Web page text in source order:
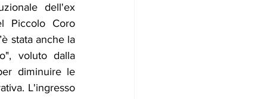
dell'ex
Piccolo Coro
stata anche la
voluto dalla
diminuire le
L'ingresso